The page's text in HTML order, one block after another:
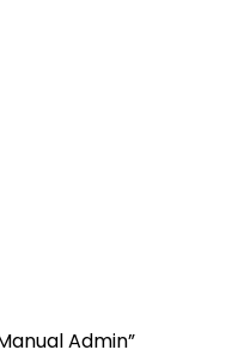
Admin”